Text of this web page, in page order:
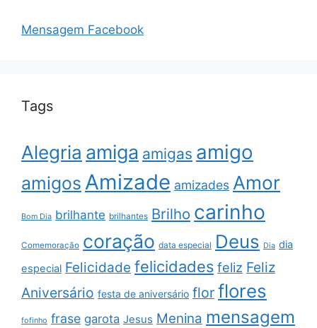
Mensagem Facebook
Tags
Alegria amiga amigas amigo
amigos Amizade amizades Amor
Bom Dia brilhante brilhantes Brilho carinho
Comemoração coração data especial Deus Dia dia
especial Felicidade felicidades feliz Feliz
Aniversário festa de aniversário flor flores
fofinho frase garota Jesus Menina mensagem